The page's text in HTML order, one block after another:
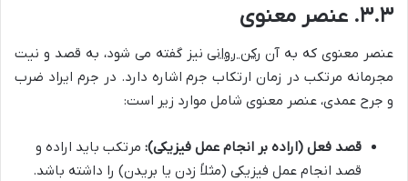
۳.۳. عنصر معنوی
عنصر معنوی که به آن رکن روانینیز گفته می شود، به قصد و نیت
مجرمانه مرتکب در زمان ارتکاب جرم اشاره دارد. در جرم ایراد ضرب
و جرح عمدی، عنصر معنوی شامل موارد زیر است:
قصد فعل (اراده بر انجام عمل فیزیکی): مرتکب باید اراده و
قصد انجام عمل فیزیکی (مثلاً زدن یا بریدن) را داشته باشد.